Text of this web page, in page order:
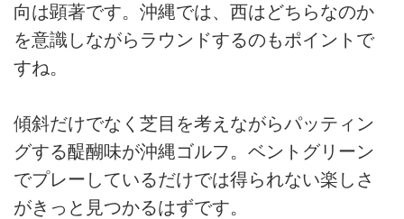
向は顕著です。沖縄では、西はどちらなのか
を意識しながらラウンドするのもポイントで
すね。
傾斜だけでなく芝目を考えながらパッティン
グする醍醐味が沖縄ゴルフ。ベントグリーン
でプレーしているだけでは得られない楽しさ
がきっと見つかるはずです。